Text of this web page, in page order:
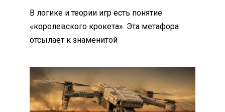
В логике и теории игр есть понятие
«королевского крокета». Эта метафора
отсылает к знаменитой